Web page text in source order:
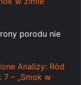
porodu nie
Analizy: Ród
– „Smok w